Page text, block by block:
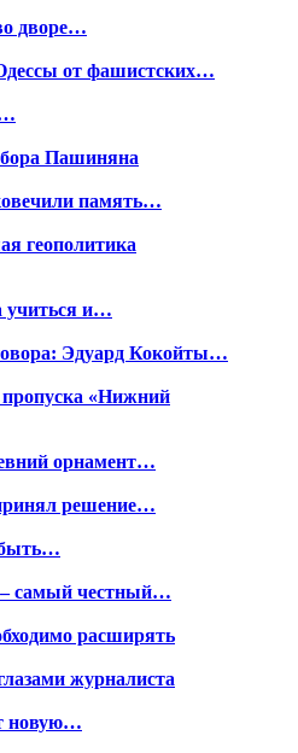
дворе…
от фашистских…
Пашиняна
память…
геополитика
учиться и…
Эдуард Кокойты…
«Нижний
орнамент…
решение…
– самый честный…
расширять
журналиста
новую…